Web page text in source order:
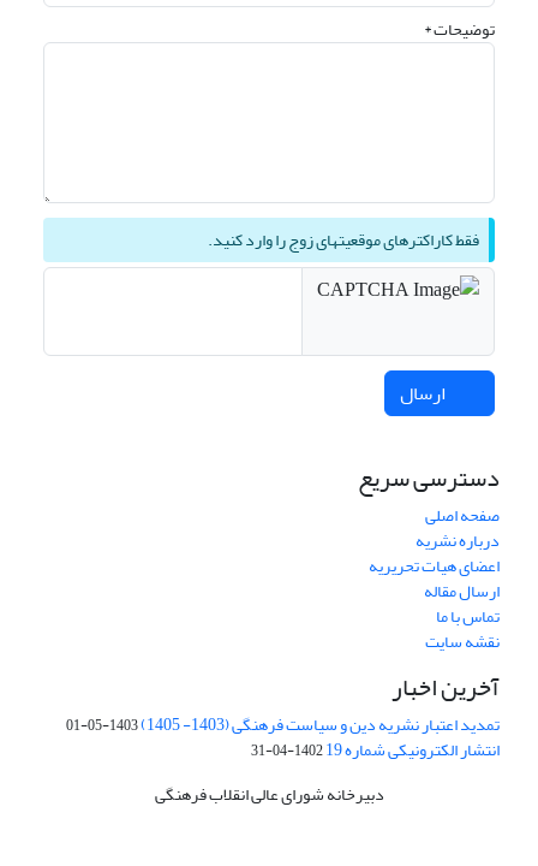
توضیحات *
فقط کاراکترهای موقعیتهای زوج را وارد کنید.
ارسال
دسترسی سریع
صفحه اصلی
درباره نشریه
اعضای هیات تحریریه
ارسال مقاله
تماس با ما
نقشه سایت
آخرین اخبار
تمدید اعتبار نشریه دین و سیاست فرهنگی (1403- 1405) 1403-05-01
انتشار الکترونیکی شماره 19 1402-04-31
دبیرخانه شورای عالی انقلاب فرهنگی